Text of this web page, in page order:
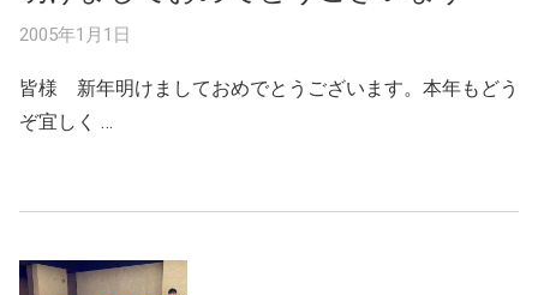
2005年1月1日
皆様 新年明けましておめでとうございます。本年もどう
ぞ宜しく …